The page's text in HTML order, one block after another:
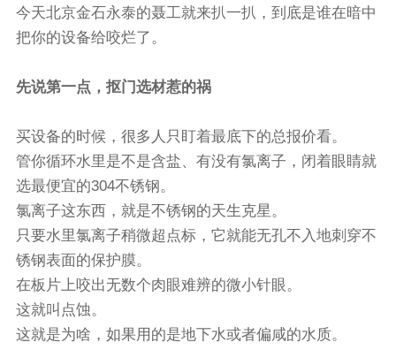
今天北京金石永泰的聂工就来扒一扒，到底是谁在暗中
把你的设备给咬烂了。
先说第一点，抠门选材惹的祸
买设备的时候，很多人只盯着最底下的总报价看。
管你循环水里是不是含盐、有没有氯离子，闭着眼睛就
选最便宜的304不锈钢。
氯离子这东西，就是不锈钢的天生克星。
只要水里氯离子稍微超点标，它就能无孔不入地刺穿不
锈钢表面的保护膜。
在板片上咬出无数个肉眼难辨的微小针眼。
这就叫点蚀。
这就是为啥，如果用的是地下水或者偏咸的水质。